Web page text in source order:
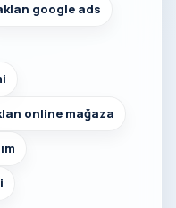
google ads
online mağaza